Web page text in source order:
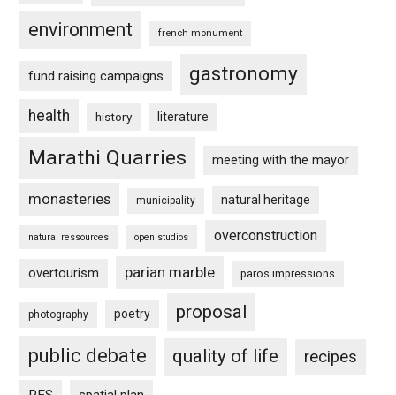
environment french monument
fund raising campaigns gastronomy
health history literature
Marathi Quarries meeting with the mayor
monasteries municipality natural heritage
natural ressources open studios overconstruction
overtourism parian marble paros impressions
photography poetry proposal
public debate quality of life recipes